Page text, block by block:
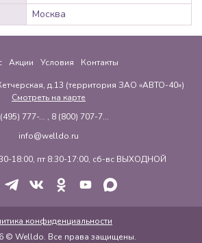
Москва
Акции Условия Контакты
д.13 (территория ЗАО «АВТО-40»)
Смотреть на карте
777-... , 8 (800) 707-7...
info@welldo.ru
18:00, пт 8:30-17:00, сб-вс ВЫХОДНОЙ
© Welldo. Все права защищены.
конфиденциальности